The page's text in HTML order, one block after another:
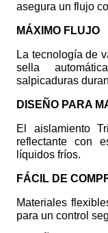
asegura un flujo
MÁXIMO FLUJO
La tecnología de
sella
salpicaduras
DISEÑO PARA
El aislamiento
reflectante con
líquidos fríos.
FÁCIL DE
Materiales
para un control